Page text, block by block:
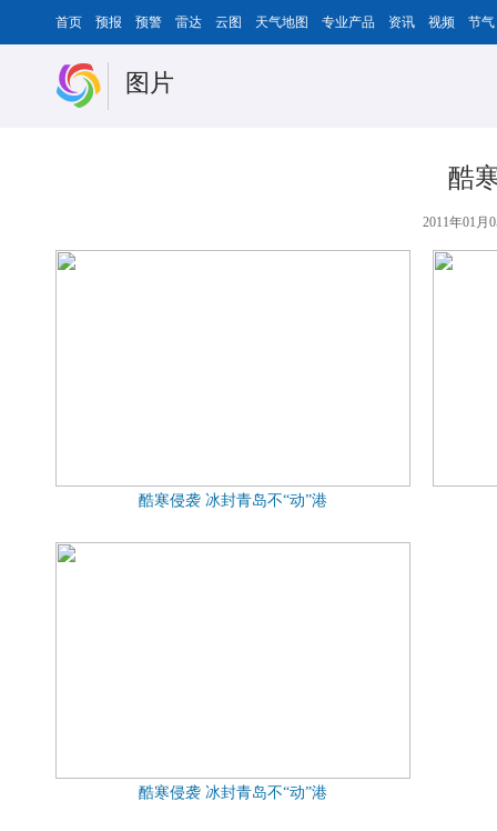
首页 预报 预警 雷达 云图 天气地图 专业产品 资讯 视频 节气
图片
酷
2011年01月
酷寒侵袭 冰封青岛不“动”港
酷寒侵袭 冰封青岛不“动”港